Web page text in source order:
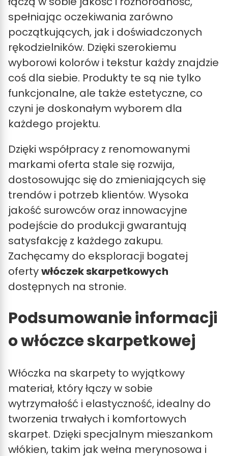
spełniając oczekiwania zarówno
początkujących, jak i doświadczonych
rękodzielników. Dzięki szerokiemu
wyborowi kolorów i tekstur każdy znajdzie
coś dla siebie. Produkty te są nie tylko
funkcjonalne, ale także estetyczne, co
czyni je doskonałym wyborem dla
każdego projektu.
Dzięki współpracy z renomowanymi
markami oferta stale się rozwija,
dostosowując się do zmieniających się
trendów i potrzeb klientów. Wysoka
jakość surowców oraz innowacyjne
podejście do produkcji gwarantują
satysfakcję z każdego zakupu.
Zachęcamy do eksploracji bogatej
ofertywłóczek skarpetkowych
dostępnych na stronie.
Podsumowanie informacji
o włóczce skarpetkowej
Włóczka na skarpety to wyjątkowy
materiał, który łączy w sobie
wytrzymałość i elastyczność, idealny do
tworzenia trwałych i komfortowych
skarpet. Dzięki specjalnym mieszankom
włókien, takim jak wełna merynosowa i